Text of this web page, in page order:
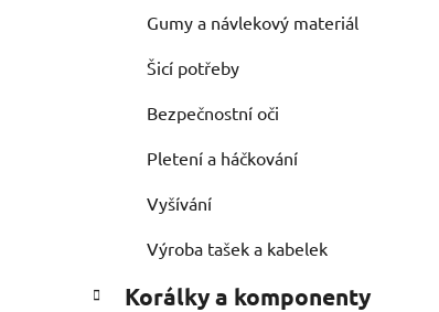
Gumy a návlekový materiál
Šicí potřeby
Bezpečnostní oči
Pletení a háčkování
Vyšívání
Výroba tašek a kabelek
Korálky a komponenty